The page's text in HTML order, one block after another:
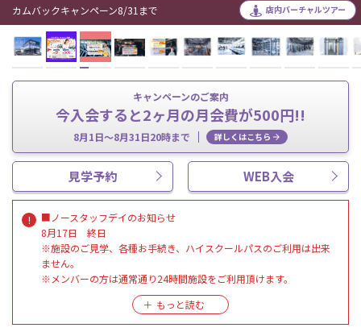
店内バーチャルツアー
カムバックキャンペーン8/31まで
キャンペーンのご案内
今入会すると2ヶ月の月会費が500円!!
8月1日～8月31日20時まで 詳しくはこちら
見学予約 WEB入会
■ノースタッフデイのお知らせ
8月17日 終日
※施設のご見学、各種お手続き、ハイスクールパスのご利用は出来
ません。
※メンバーの方は通常通り24時間施設をご利用頂けます。
※清掃の方は通常通りおこなっております。